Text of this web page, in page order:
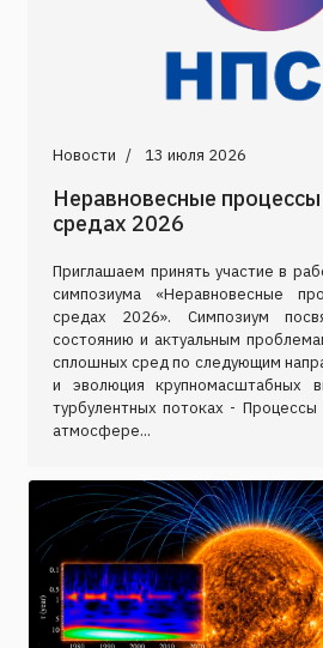
Новости 13 июля 2026
Неравновесные
средах 2026
Приглашаем принять участие в
симпозиума «Неравновесные
средах 2026». Симпозиум
состоянию и актуальным
сплошных сред по следующим
и эволюция крупномасштабных
турбулентных потоках -
атмосфере...